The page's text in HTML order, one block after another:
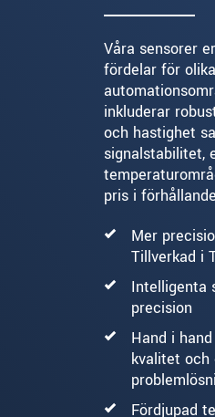
Våra sensorer
fördelar för
inkluderar
och hastighet
signalstabilitet,
pris i
Mer
Tillverkad i
Intelligenta
precision
Hand i
kvalitet och
Fördjupad